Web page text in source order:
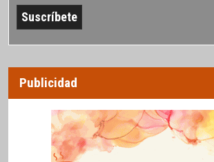
Publicidad